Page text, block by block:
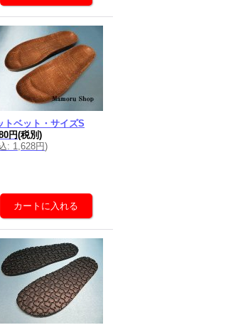
トベット・サイズS
円(税別)
: 1,628円)